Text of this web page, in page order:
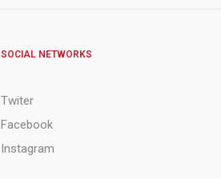
SOCIAL NETWORKS
Twiter
Facebook
Instagram